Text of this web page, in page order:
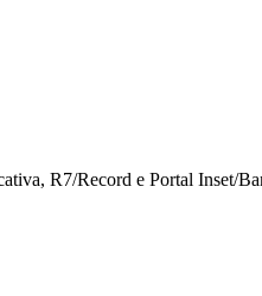
R7/Record e Portal Inset/